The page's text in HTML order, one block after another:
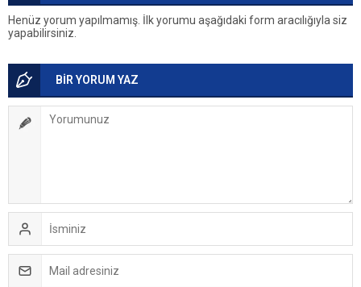
Henüz yorum yapılmamış. İlk yorumu aşağıdaki form aracılığıyla siz
yapabilirsiniz.
BİR YORUM YAZ